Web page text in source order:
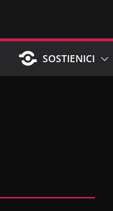
SOSTIENICI